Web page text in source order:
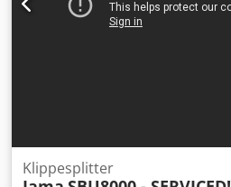
Klippesplitter